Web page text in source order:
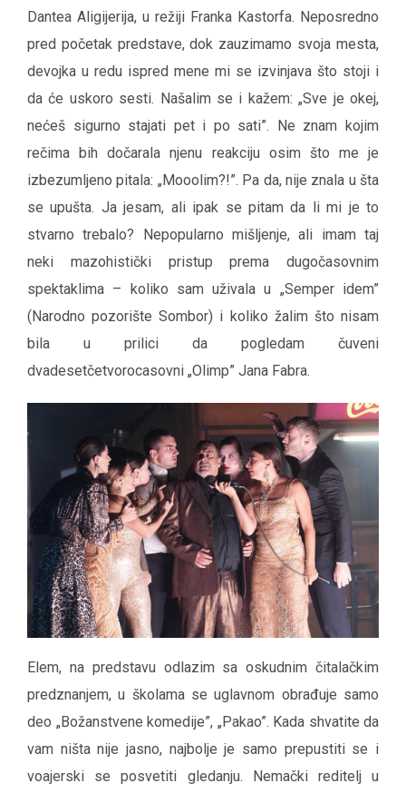
Dantea Aligijerija, u režiji Franka Kastorfa. Neposredno
pred početak predstave, dok zauzimamo svoja mesta,
devojka u redu ispred mene mi se izvinjava što stoji i
da će uskoro sesti. Našalim se i kažem: „Sve je okej,
nećeš sigurno stajati pet i po sati”. Ne znam kojim
rečima bih dočarala njenu reakciju osim što me je
izbezumljeno pitala: „Mooolim?!”. Pa da, nije znala u šta
se upušta. Ja jesam, ali ipak se pitam da li mi je to
stvarno trebalo? Nepopularno mišljenje, ali imam taj
neki mazohistički pristup prema dugočasovnim
spektaklima – koliko sam uživala u „Semper idem”
(Narodno pozorište Sombor) i koliko žalim što nisam
bila u prilici da pogledam čuveni
dvadesetčetvorocasovni „Olimp” Jana Fabra.
Elem, na predstavu odlazim sa oskudnim čitalačkim
predznanjem, u školama se uglavnom obrađuje samo
deo „Božanstvene komedije”, „Pakao”. Kada shvatite da
vam ništa nije jasno, najbolje je samo prepustiti se i
voajerski se posvetiti gledanju. Nemački reditelj u